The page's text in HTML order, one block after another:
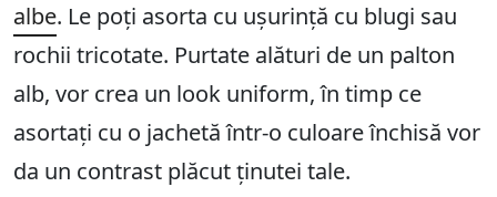
albe. Le poți asorta cu ușurință cu blugi sau
rochii tricotate. Purtate alături de un palton
alb, vor crea un look uniform, în timp ce
asortați cu o jachetă într-o culoare închisă vor
da un contrast plăcut ținutei tale.